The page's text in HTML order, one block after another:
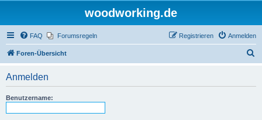
woodworking.de
FAQ Forumsregeln Anmelden
Registrieren
Foren-Übersicht
Anmelden
Benutzername: